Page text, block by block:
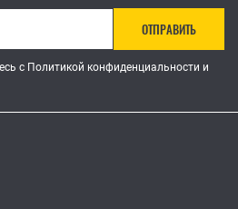
ОТПРАВИТЬ
с Политикой конфиденциальности и